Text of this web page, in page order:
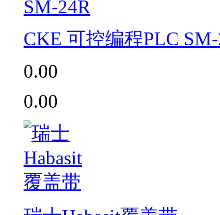
CKE 可控编程PLC
0.00
0.00